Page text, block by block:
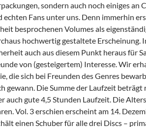
sondern auch noch einiges an
echten Fans unter uns. Denn immerhin
besprochenen Volumes als
hochwertig gestaltete Erscheinung.
auch aus diesem Punkt heraus für
von (gesteigertem) Interesse. Wir
die sich bei Freunden des Genres
gewann. Die Summe der Laufzeit
auch gute 4,5 Stunden Laufzeit. Die
Vol. 3 erschien erscheint am 14.
einen Schuber für alle drei Discs –